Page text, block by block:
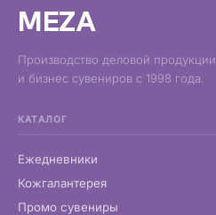
MEZA
Производство деловой продукции
и бизнес сувениров с 1998 года.
КАТАЛОГ
Ежедневники
Кожгалантерея
Промо сувениры